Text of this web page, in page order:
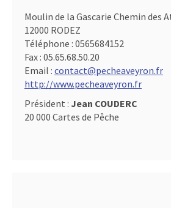
Moulin de la Gascarie Chemin des
12000 RODEZ
Téléphone : 0565684152
Fax : 05.65.68.50.20
Email : contact@pecheaveyron.fr
http://www.pecheaveyron.fr
Président : Jean COUDERC
20 000 Cartes de Pêche